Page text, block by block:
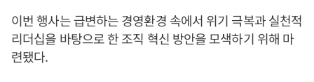
이번 행사는 급변하는 경영환경 속에서 위기 극복과 실천적
리더십을 바탕으로 한 조직 혁신 방안을 모색하기 위해 마
련됐다.